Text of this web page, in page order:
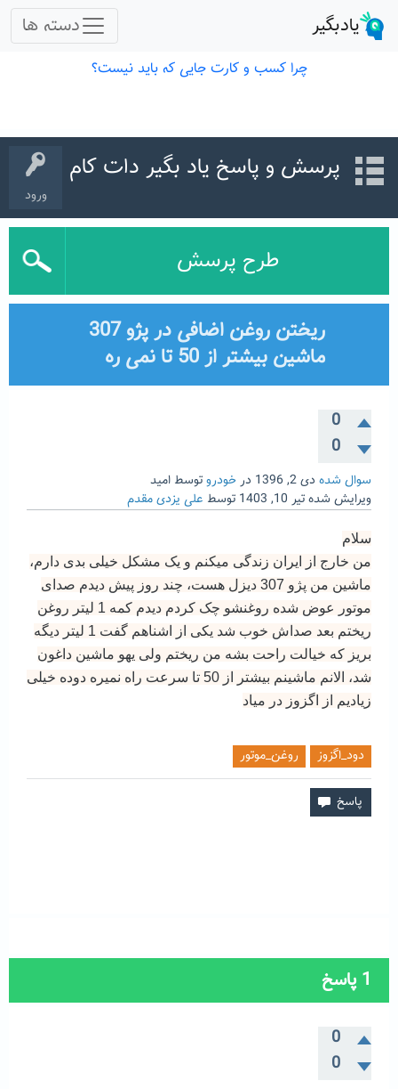
ورود
پرسش و پاسخ یاد بگیر دات کام
طرح پرسش
ریختن روغن اضافی در پژو 307
ماشین بیشتر از 50 تا نمی ره
0
0
سوال شده دی 2, 1396 درخودروتوسط امید
ویرایش شدهتیر 10, 1403 توسط علی یزدی مقدم
سلام
من خارج از ایران زندگی میکنم و یک مشکل خیلی بدی دارم،
ماشین من پژو 307 دیزل هست، چند روز پیش دیدم صدای
موتور عوض شده روغنشو چک کردم دیدم کمه 1 لیتر روغن
ریختم بعد صداش خوب شد یکی از اشناهم گفت 1 لیتر دیگه
بریز که خیالت راحت بشه من ریختم ولی یهو ماشین داغون
شد، الانم ماشینم بیشتر از 50 تا سرعت راه نمیره دوده خیلی
زیادیم از اگزوز در میاد
دود_اگزوز روغن_موتور
1پاسخ
0
0